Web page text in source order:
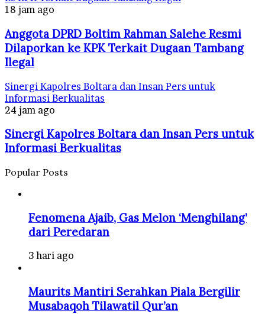
18 jam ago
Anggota DPRD Boltim Rahman Salehe Resmi
Dilaporkan ke KPK Terkait Dugaan Tambang
Ilegal
Sinergi Kapolres Boltara dan Insan Pers untuk
Informasi Berkualitas
24 jam ago
Sinergi Kapolres Boltara dan Insan Pers untuk
Informasi Berkualitas
Popular Posts
Fenomena Ajaib, Gas Melon ‘Menghilang’
dari Peredaran
3 hari ago
Maurits Mantiri Serahkan Piala Bergilir
Musabaqoh Tilawatil Qur’an